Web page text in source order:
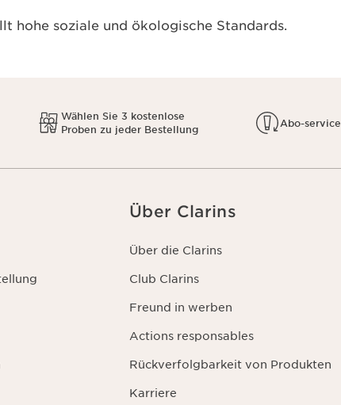
hohe soziale und ökologische Standards.
Wählen Sie 3 kostenlose
Proben zu jeder Bestellung
Abo-service
Über Clarins
Über die Clarins
Club Clarins
Freund in werben
Actions responsables
Rückverfolgbarkeit von Produkten
Karriere